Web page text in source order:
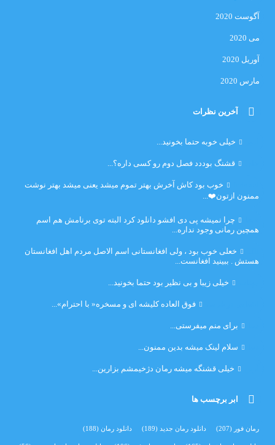
آگوست 2020
می 2020
آوریل 2020
مارس 2020
آخرین نظرات
خیلی خوبه حتما بخونید...
قشنگ بوددد فصل دوم رو کسی داره؟...
خوب بود کاش آخرش بهتر تموم میشد یعنی میشد بهتر نوشت
ممنون ازتون❤️...
چرا نمیشه پی دی افشو دانلود کرد البته توی برنامش هم اسم
همچین رمانی وجود نداره...
خعلی خوب بود ، ولی افغانستانی اسم الاصل مردم اهل افغانستان
هستش . ببینید افغانست...
خیلی زیبا و بی نظیر بود حتما بخونید...
فوق العاده کلیشه ای و مسخره« با احترام»...
برای منم میفرستی...
سلام لینک میشه بدین ممنون...
خیلی قشنگه میشه رمان دژخیمشم بزارین...
ابر برچسب ها
رمان فور (207) دانلود رمان جدید (189) دانلود رمان(188)